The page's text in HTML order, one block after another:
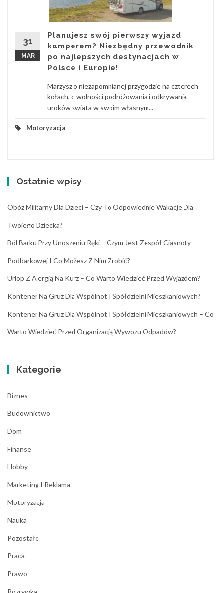
31
MAR
Planujesz swój pierwszy wyjazd
kamperem? Niezbędny przewodnik
po najlepszych destynacjach w
Polsce i Europie!
Marzysz o niezapomnianej przygodzie na czterech
kołach, o wolności podróżowania i odkrywania
uroków świata w swoim własnym...
Motoryzacja
Ostatnie wpisy
Obóz Militarny Dla Dzieci – Czy To Odpowiednie Wakacje Dla
Twojego Dziecka?
Ból Barku Przy Unoszeniu Ręki – Czym Jest Zespół Ciasnoty
Podbarkowej I Co Możesz Z Nim Zrobić?
Urlop Z Alergią Na Kurz – Co Warto Wiedzieć Przed Wyjazdem?
Kontener Na Gruz Dla Wspólnot I Spółdzielni Mieszkaniowych?
Kontener Na Gruz Dla Wspólnot I Spółdzielni Mieszkaniowych – Co
Warto Wiedzieć Przed Organizacją Wywozu Odpadów?
Kategorie
Biznes
Budownictwo
Dom
Finanse
Hobby
Marketing I Reklama
Motoryzacja
Nauka
Pozostałe
Praca
Prawo